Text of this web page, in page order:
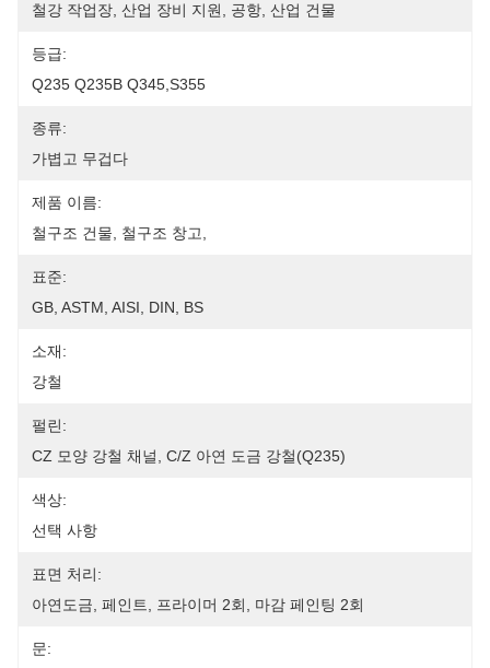
철강 작업장, 산업 장비 지원, 공항, 산업 건물
등급:
Q235 Q235B Q345,S355
종류:
가볍고 무겁다
제품 이름:
철구조 건물, 철구조 창고,
표준:
GB, ASTM, AISI, DIN, BS
소재:
강철
펄린:
CZ 모양 강철 채널, C/Z 아연 도금 강철(Q235)
색상:
선택 사항
표면 처리:
아연도금, 페인트, 프라이머 2회, 마감 페인팅 2회
문: